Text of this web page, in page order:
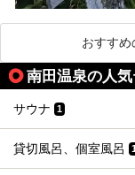
おすすめ
南田温泉の人
サウナ 1
貸切風呂、個室風呂